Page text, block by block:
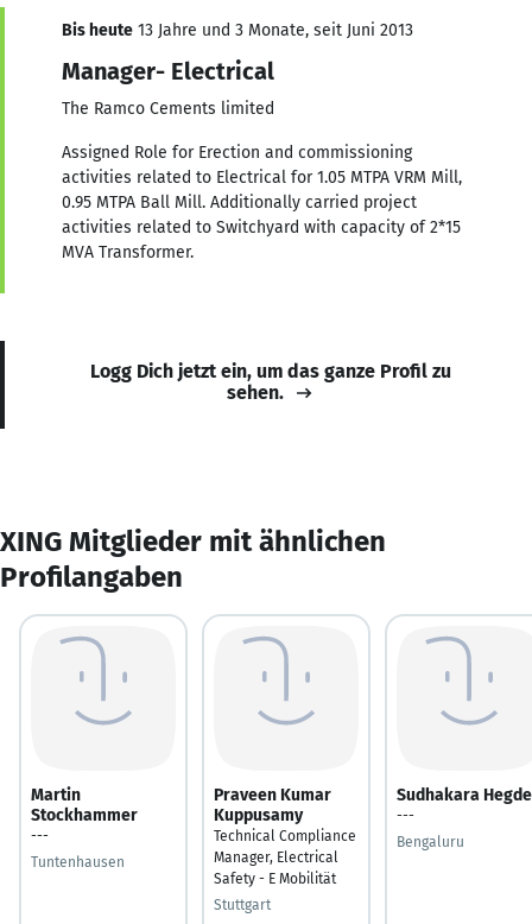
Bis heute 13 Jahre und 3 Monate, seit Juni 2013
Manager- Electrical
The Ramco Cements limited
Assigned Role for Erection and commissioning
activities related to Electrical for 1.05 MTPA VRM Mill,
0.95 MTPA Ball Mill. Additionally carried project
activities related to Switchyard with capacity of 2*15
MVA Transformer.
Logg Dich jetzt ein, um das ganze Profil zu
sehen.
XING Mitglieder mit ähnlichen
Profilangaben
Martin
Stockhammer
---
Tuntenhausen
Praveen Kumar
Kuppusamy
Technical Compliance
Manager, Electrical
Safety - E Mobilität
Stuttgart
Sudhakara Hegde
---
Bengaluru